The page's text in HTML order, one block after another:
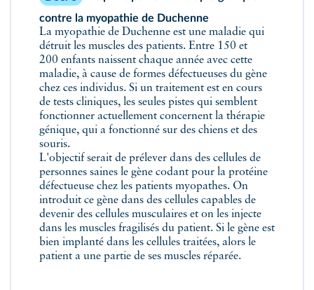
contre la myopathie de Duchenne
La myopathie de Duchenne est une maladie qui
détruit les muscles des patients. Entre 150 et
200 enfants naissent chaque année avec cette
maladie, à cause de formes défectueuses du gène
chez ces individus. Si un traitement est en cours
de tests cliniques, les seules pistes qui semblent
fonctionner actuellement concernent la thérapie
génique, qui a fonctionné sur des chiens et des
souris.
L'objectif serait de prélever dans des cellules de
personnes saines le gène codant pour la protéine
défectueuse chez les patients myopathes. On
introduit ce gène dans des cellules capables de
devenir des cellules musculaires et on les injecte
dans les muscles fragilisés du patient. Si le gène est
bien implanté dans les cellules traitées, alors le
patient a une partie de ses muscles réparée.